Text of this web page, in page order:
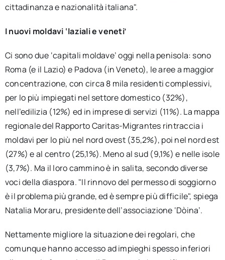
cittadinanza e nazionalità italiana".
I nuovi moldavi ‘laziali e veneti’
Ci sono due ‘capitali moldave’ oggi nella penisola: sono
Roma (e il Lazio) e Padova (in Veneto), le aree a maggior
concentrazione, con circa 8 mila residenti complessivi,
per lo più impiegati nel settore domestico (32%),
nell’edilizia (12%) ed in imprese di servizi (11%). La mappa
regionale del Rapporto Caritas-Migrantes rintraccia i
moldavi per lo più nel nord ovest (35,2%), poi nel nord est
(27%) e al centro (25,1%). Meno al sud (9,1%) e nelle isole
(3,7%). Ma il loro cammino è in salita, secondo diverse
voci della diaspora. "Il rinnovo del permesso di soggiorno
è il problema più grande, ed è sempre più difficile", spiega
Natalia Moraru, presidente dell’associazione ‘Dòina’.
Nettamente migliore la situazione dei regolari, che
comunque hanno accesso ad impieghi spesso inferiori